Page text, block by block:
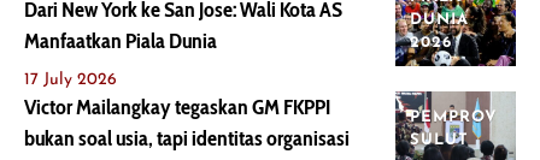
DUNIA
2026
Dari New York ke San Jose: Wali Kota AS
Manfaatkan Piala Dunia
17 July 2026
PEMPROV
SULUT
Victor Mailangkay tegaskan GM FKPPI
bukan soal usia, tapi identitas organisasi